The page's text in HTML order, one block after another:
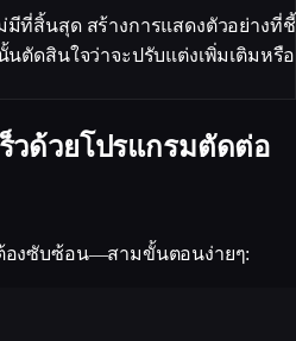
ที่สิ้นสุด สร้างการแสดงตัวอย่างที่ชี้
ตัดสินใจว่าจะปรับแต่งเพิ่มเติมหรือ
วด้วยโปรแกรมตัดต่อ
องซับซ้อน—สามขั้นตอนง่ายๆ: